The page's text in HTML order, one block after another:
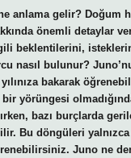
anlama gelir? Doğum
önemli detaylar
beklentilerini,
nasıl bulunur?
bakarak
yörüngesi
bazı burçlarda
Bu döngüleri
Juno ne